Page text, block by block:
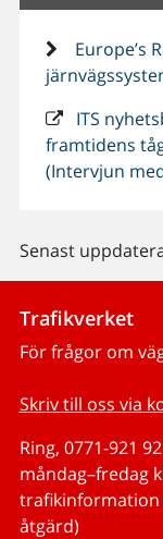
Europe’s
ITS
framtidens
(Intervjun
Senast
Trafikverket
För frågor om
Skriv till oss via
Ring, 0771-921
måndag–fredag
trafikinformation
åtgärd)